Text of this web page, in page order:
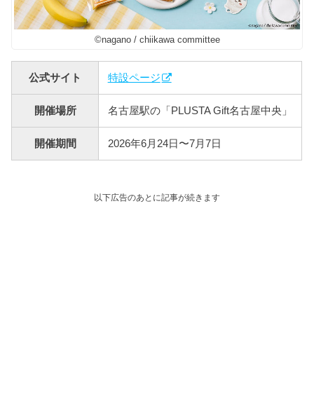
©︎nagano / chiikawa committee
公式サイト 特設ページ
開催場所 名古屋駅の「PLUSTA Gift名古屋中央」
開催期間 2026年6月24日〜7月7日
以下広告のあとに記事が続きます